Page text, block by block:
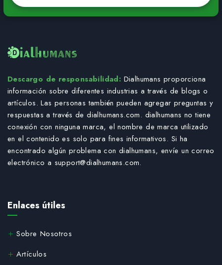
Descargo de responsabilidad: Dialhumans proporciona
información sobre diferentes industrias a través de blogs o
artículos. Las personas también pueden agregar preguntas y
respuestas a través de dialhumans.com. dialhumans no tiene
conexión con ninguna marca, el nombre de marca utilizado
en el contenido es solo para fines informativos. Si ha
encontrado algún problema con dialhumans, envíe un correo
electrónico a support@dialhumans.com.
Enlaces útiles
Sobre Nosotros
Artículos